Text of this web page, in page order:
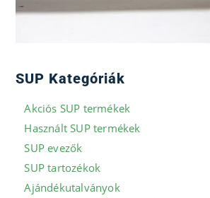
SUP Kategóriák
Akciós SUP termékek
Használt SUP termékek
SUP evezők
SUP tartozékok
Ajándékutalványok